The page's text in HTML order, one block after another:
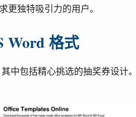
更独特吸引力的用户。
Word 格式
中包括精心挑选的抽奖券设